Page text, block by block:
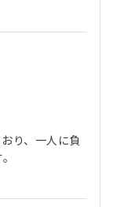
り、一人に負